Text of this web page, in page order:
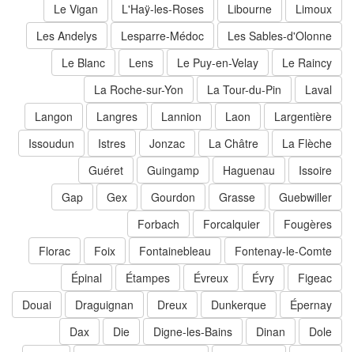
Limoux
Libourne
L'Haÿ-les-Roses
Le Vigan
Les Sables-d'Olonne
Lesparre-Médoc
Les Andelys
Le Raincy
Le Puy-en-Velay
Lens
Le Blanc
Laval
La Tour-du-Pin
La Roche-sur-Yon
Largentière
Laon
Lannion
Langres
Langon
La Flèche
La Châtre
Jonzac
Istres
Issoudun
Issoire
Haguenau
Guingamp
Guéret
Guebwiller
Grasse
Gourdon
Gap
Fougères
Forcalquier
Forbach
Fontenay-le-Comte
Fontainebleau
Foix
Florac
Figeac
Évry
Évreux
Étampes
Épinal
Épernay
Dunkerque
Dreux
Draguignan
Douai
Dole
Dinan
Digne-les-Bains